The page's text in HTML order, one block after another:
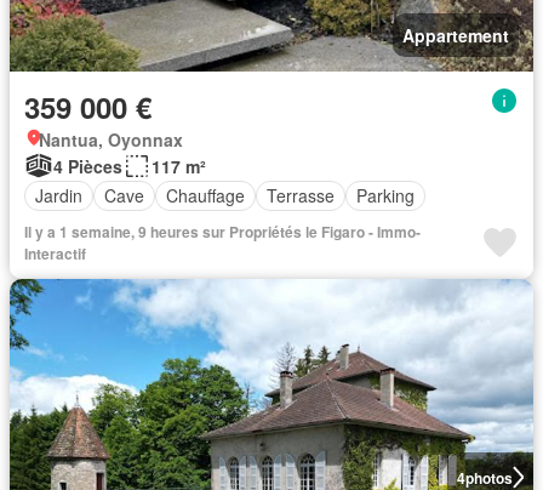
Appartement
359 000 €
Nantua, Oyonnax
4 Pièces
117 m²
Jardin
Cave Chauffage Terrasse Parking
Il y a 1 semaine, 9 heures sur Propriétés le Figaro - Immo-
Interactif
4photos